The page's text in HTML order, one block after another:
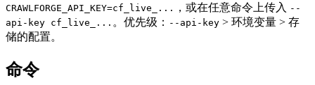
CRAWLFORGE_API_KEY=cf_live_... ，或在任意命令上传入 --
api-key cf_live_... 。优先级： --api-key > 环境变量 > 存
储的配置。
命令